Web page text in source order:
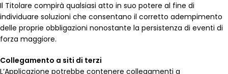
Il Titolare compirà qualsiasi atto in suo potere al fine di
individuare soluzioni che consentano il corretto adempimento
delle proprie obbligazioni nonostante la persistenza di eventi di
forza maggiore.
Collegamento a siti di terzi
L’Applicazione potrebbe contenere collegamenti a